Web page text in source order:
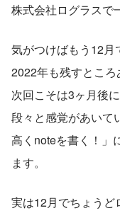
株式会社ログラスで
気がつけばもう12月
2022年も残すところ
次回こそは3ヶ月後
段々と感覚があいて
高くnoteを書く！」
ます。
実は12月でちょうど